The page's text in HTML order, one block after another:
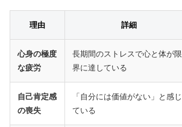
理由 詳細
心身の極度
な疲労
長期間のストレスで心と体が限
界に達している
自己肯定感
の喪失
「自分には価値がない」と感じ
ている